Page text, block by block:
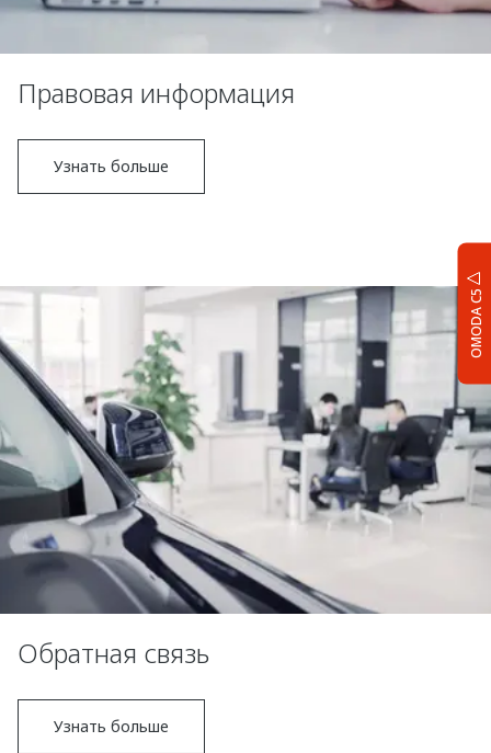
OMODA C5
Правовая информация
Узнать больше
Обратная связь
Узнать больше